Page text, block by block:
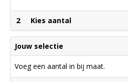
2 Kies aantal
Jouw selectie
Voeg een aantal in bij maat.